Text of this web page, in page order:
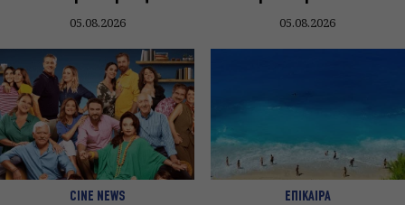
05.08.2026 05.08.2026
CINE NEWS ΕΠΙΚΑΙΡΑ